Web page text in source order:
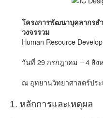
โครงการพัฒนาบุคลากรส
วงจรรวม
Human Resource
วันที่ 29 กรกฎาคม – 4 สิง
ณ อุทยานวิทยาศาสตร์ปร
1. หลักการและเหตุผล